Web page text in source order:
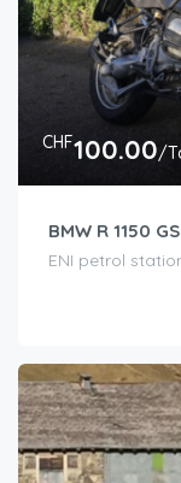
CHF100.00/
BMW R 1150 GS
ENI petrol